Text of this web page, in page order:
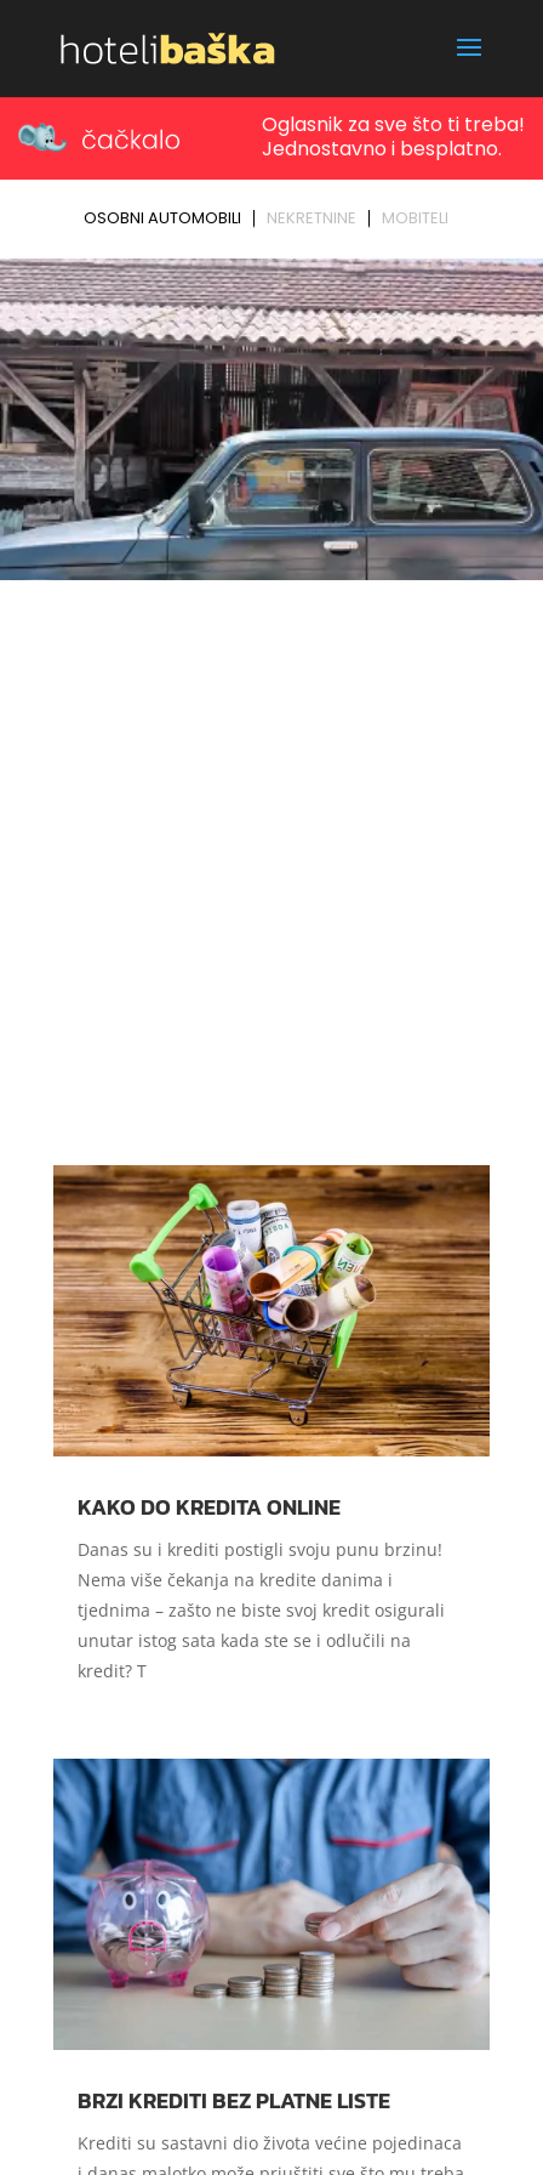
KAKO DO KREDITA ONLINE
Danas su i krediti postigli svoju punu brzinu!
Nema više čekanja na kredite danima i
tjednima – zašto ne biste svoj kredit osigurali
unutar istog sata kada ste se i odlučili na
kredit? T
BRZI KREDITI BEZ PLATNE LISTE
Krediti su sastavni dio života većine pojedinaca